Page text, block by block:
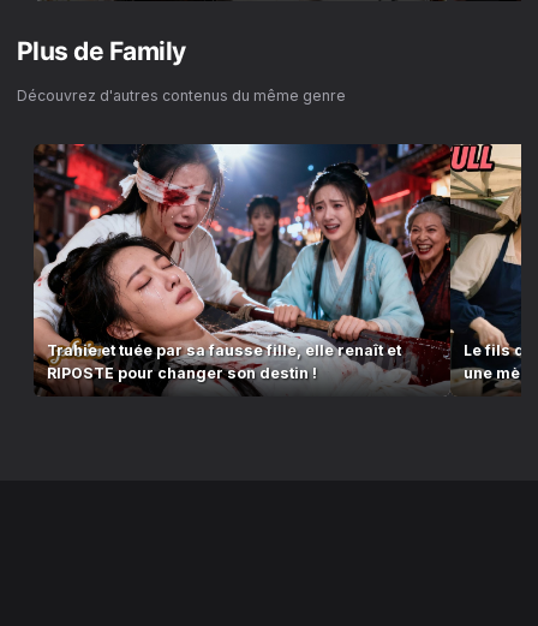
Plus de Family
Découvrez d'autres contenus du même genre
Trahie et tuée par sa fausse fille, elle renaît et
RIPOSTE pour changer son destin !
Le fils du
une